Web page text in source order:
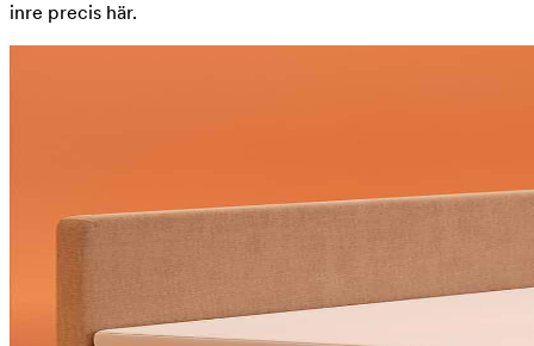
inre precis här.